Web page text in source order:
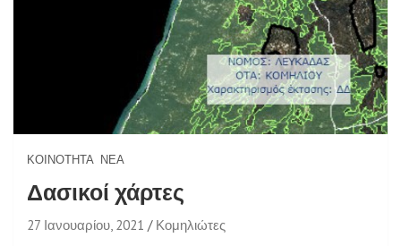
ΚΟΙΝΌΤΗΤΑ ΝΈΑ
Δασικοί χάρτες
27 Ιανουαρίου, 2021 Κομηλιώτες